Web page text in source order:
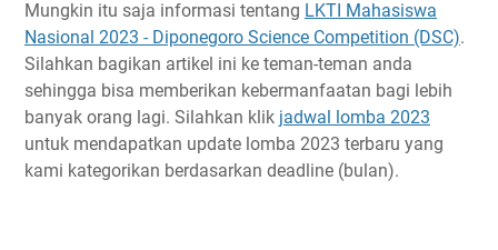
Mungkin itu saja informasi tentang LKTI Mahasiswa
Nasional 2023 - Diponegoro Science Competition (DSC).
Silahkan bagikan artikel ini ke teman-teman anda
sehingga bisa memberikan kebermanfaatan bagi lebih
banyak orang lagi. Silahkan klik jadwal lomba 2023
untuk mendapatkan update lomba 2023 terbaru yang
kami kategorikan berdasarkan deadline (bulan).